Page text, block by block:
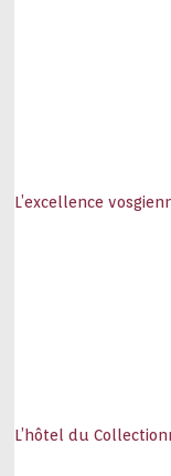
L’excellence
L’hôtel du